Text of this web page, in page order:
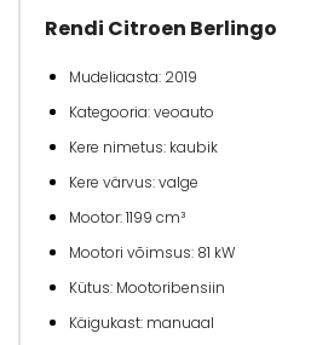
Rendi Citroen Berlingo
Mudeliaasta: 2019
Kategooria: veoauto
Kere nimetus: kaubik
Kere värvus: valge
Mootor: 1199 cm³
Mootori võimsus: 81 kW
Kütus: Mootoribensiin
Käigukast: manuaal